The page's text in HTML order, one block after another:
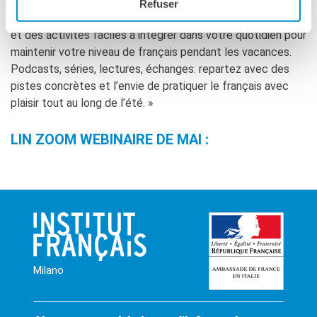
Refuser
RECHERCHER
découvrir des idées inspirantes, des ressources motivantes
et des activités faciles à intégrer dans votre quotidien pour
maintenir votre niveau de français pendant les vacances.
Podcasts, séries, lectures, échanges: repartez avec des
pistes concrètes et l’envie de pratiquer le français avec
plaisir tout au long de l’été. »
LIN ZOOM WEBINAIRE DE MAI :
Milano